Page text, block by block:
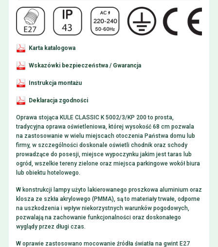
Karta katalogowa
Wskazówki bezpieczeństwa / Gwarancja
Instrukcja montażu
Deklaracja zgodności
Oprawa stojąca KULE CLASSIC K 5002/3/KP 200 to prosta,
tradycyjna oprawa oświetleniowa, której wysokość 68 cm pozwala
na zastosowanie w wielu miejscach otoczenia Państwa domu lub
firmy, w szczególności doskonale oświetli chodnik oraz schody
prowadzące do posesji, miejsce wypoczynku jakim jest taras lub
ogród, wszelkie tereny zielone oraz miejsca parkingowe wokół biura
lub obiektu hotelowego.
W konstrukcji lampy użyto lakierowanego proszkowa aluminium oraz
klosza ze szkła akrylowego (PMMA), są to materiały trwałe, odporne
na uszkodzenia i wpływ niekorzystnych warunków pogodowych,
pozwalają na zachowanie funkcjonalności oraz doskonałego
wyglądy przez długi czas.
W oprawie zastosowano mocowanie źródła światła na gwint E27